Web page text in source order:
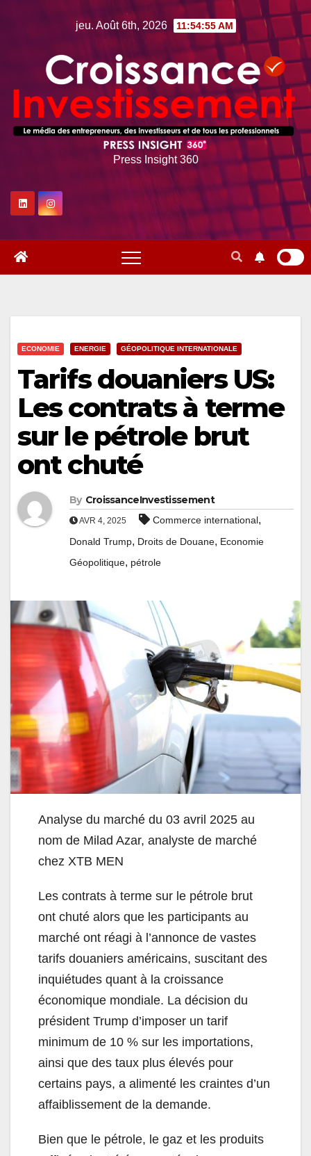
jeu. Août 6th, 2026 11:54:56 AM
Press Insight 360
ECONOMIE ENERGIE GÉOPOLITIQUE INTERNATIONALE
Tarifs douaniers US:
Les contrats à terme
sur le pétrole brut
ont chuté
By CroissanceInvestissement
AVR 4, 2025 Commerce international,
Donald Trump, Droits de Douane, Economie
Géopolitique, pétrole
Analyse du marché du 03 avril 2025 au
nom de Milad Azar, analyste de marché
chez XTB MEN
Les contrats à terme sur le pétrole brut
ont chuté alors que les participants au
marché ont réagi à l’annonce de vastes
tarifs douaniers américains, suscitant des
inquiétudes quant à la croissance
économique mondiale. La décision du
président Trump d’imposer un tarif
minimum de 10 % sur les importations,
ainsi que des taux plus élevés pour
certains pays, a alimenté les craintes d’un
affaiblissement de la demande.
Bien que le pétrole, le gaz et les produits